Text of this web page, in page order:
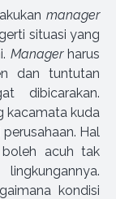
manager
situasi yang
Managerharus
dan tuntutan
dibicarakan.
kacamata kuda
Hal
acuh tak
kondisi